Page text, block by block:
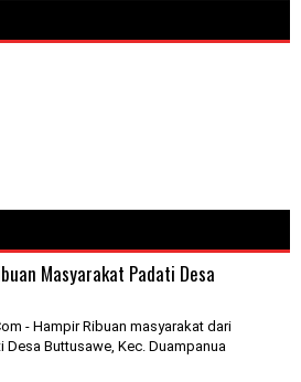
Masyarakat Padati Desa
- Hampir Ribuan masyarakat dari
Buttusawe, Kec. Duampanua